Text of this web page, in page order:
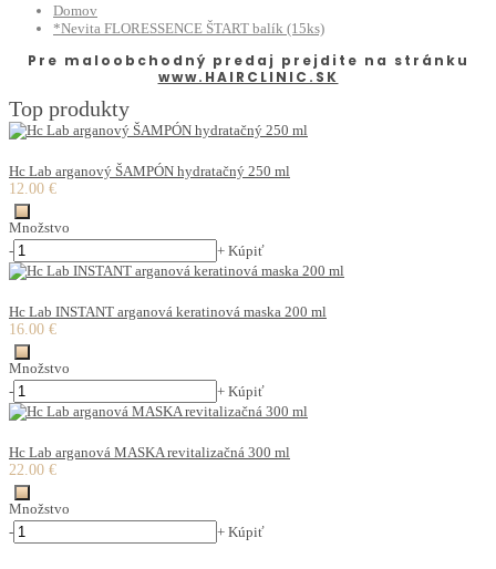
Domov
*Nevita FLORESSENCE ŠTART balík (15ks)
Pre maloobchodný predaj prejdite na stránku
www.HAIRCLINIC.SK
Top produkty
Hc Lab arganový ŠAMPÓN hydratačný 250 ml
12.00 €
Množstvo
-
+ Kúpiť
Hc Lab INSTANT arganová keratinová maska 200 ml
16.00 €
Množstvo
-
+ Kúpiť
Hc Lab arganová MASKA revitalizačná 300 ml
22.00 €
Množstvo
-
+ Kúpiť